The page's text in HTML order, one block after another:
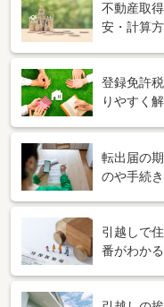
不動産取
安・計算
登録免許
りやすく
転出届の
のや手続
引越しで
番がわか